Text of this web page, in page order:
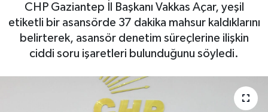
CHP Gaziantep İl Başkanı Vakkas Açar, yeşil
etiketli bir asansörde 37 dakika mahsur kaldıklarını
belirterek, asansör denetim süreçlerine ilişkin
ciddi soru işaretleri bulunduğunu söyledi.
Gündem
Haberler
Kültür Sanat
Son Dakika Haberleri
Haber Arşivi